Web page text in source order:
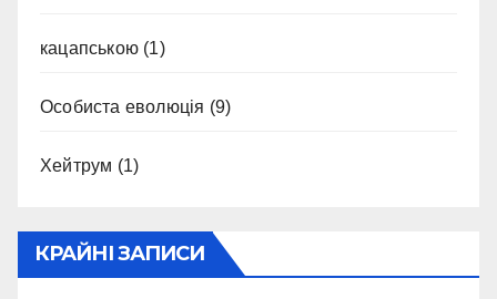
кацапською (1)
Особиста еволюція (9)
Хейтрум (1)
КРАЙНІ ЗАПИСИ